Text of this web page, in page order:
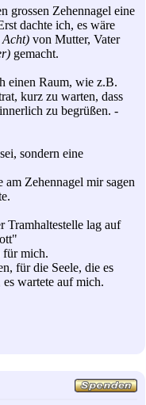
grossen Zehennagel eine
dachte ich, es wäre
Acht) von Mutter, Vater
gemacht.
einen Raum, wie z.B.
kurz zu warten, dass
zu begrüßen. -
sondern eine
Zehennagel mir sagen
Tramhaltestelle lag auf
für mich.
für die Seele, die es
wartete auf mich.